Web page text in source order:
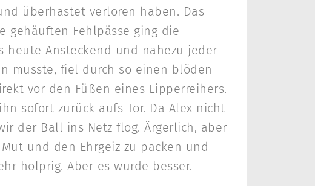
überhastet verloren haben. Das
gehäuften Fehlpässe ging die
heute Ansteckend und nahezu jeder
musste, fiel durch so einen blöden
vor den Füßen eines Lipperreihers.
sofort zurück aufs Tor. Da Alex nicht
der Ball ins Netz flog. Ärgerlich, aber
und den Ehrgeiz zu packen und
holprig. Aber es wurde besser.